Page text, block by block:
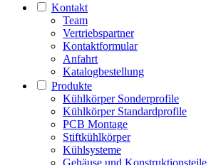
Kontakt
Team
Vertriebspartner
Kontaktformular
Anfahrt
Katalogbestellung
Produkte
Kühlkörper Sonderprofile
Kühlkörper Standardprofile
PCB Montage
Stiftkühlkörper
Kühlsysteme
Gehäuse und Konstruktionsteile